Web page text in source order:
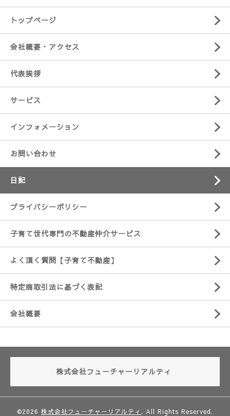
トップページ
会社概要・アクセス
代表挨拶
サービス
インフォメーション
お問い合わせ
日記
プライバシーポリシー
子育て世代専門の不動産仲介サービス
よく頂く質問【子育て不動産】
特定商取引法に基づく表記
会社概要
株式会社フューチャーリアルティ
©2026 株式会社フューチャーリアルティ . All Rights Reserved.